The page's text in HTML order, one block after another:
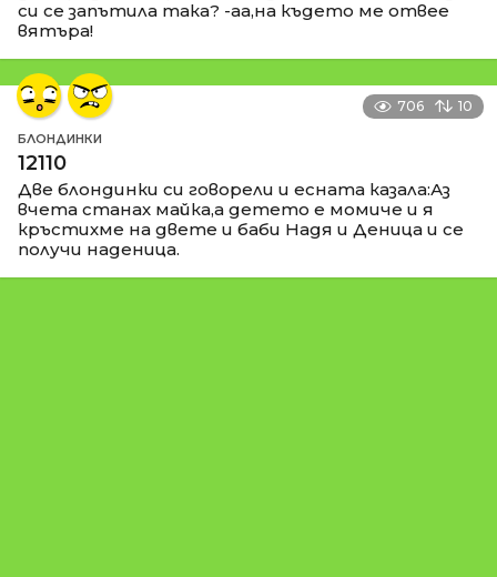
си се запътила така? -аа,на където ме отвее
вятъра!
706 10
БЛОНДИНКИ
12110
Две блондинки си говорели и есната казала:Аз
вчета станах майка,а детето е момиче и я
кръстихме на двете и баби Надя и Деница и се
получи наденица.